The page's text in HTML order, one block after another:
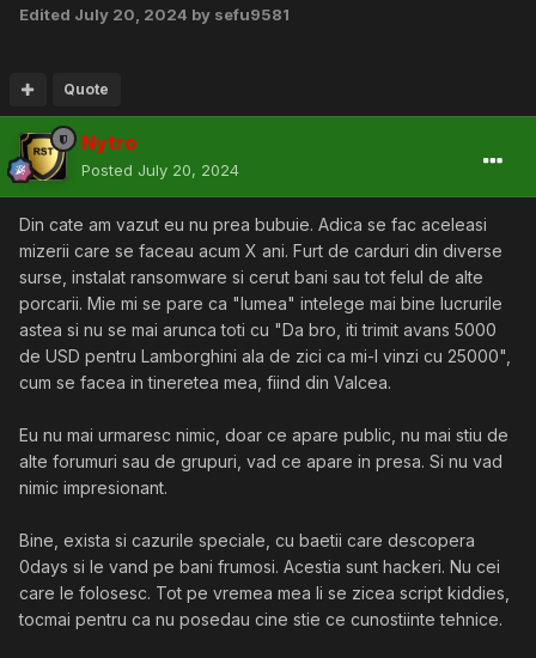
Edited July 20, 2024 by sefu9581
Quote
Nytro
Posted July 20, 2024
Din cate am vazut eu nu prea bubuie. Adica se fac aceleasi
mizerii care se faceau acum X ani. Furt de carduri din diverse
surse, instalat ransomware si cerut bani sau tot felul de alte
porcarii. Mie mi se pare ca "lumea" intelege mai bine lucrurile
astea si nu se mai arunca toti cu "Da bro, iti trimit avans 5000
de USD pentru Lamborghini ala de zici ca mi-l vinzi cu 25000",
cum se facea in tineretea mea, fiind din Valcea.
Eu nu mai urmaresc nimic, doar ce apare public, nu mai stiu de
alte forumuri sau de grupuri, vad ce apare in presa. Si nu vad
nimic impresionant.
Bine, exista si cazurile speciale, cu baetii care descopera
0days si le vand pe bani frumosi. Acestia sunt hackeri. Nu cei
care le folosesc. Tot pe vremea mea li se zicea script kiddies,
tocmai pentru ca nu posedau cine stie ce cunostiinte tehnice.